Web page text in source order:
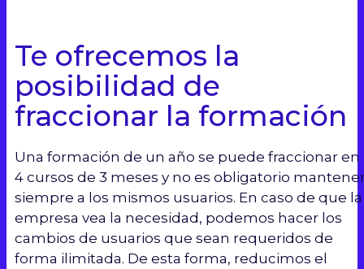
Te ofrecemos la
posibilidad de
fraccionar la formación
Una formación de un año se puede fraccionar en
4 cursos de 3 meses y no es obligatorio
siempre a los mismos usuarios. En caso de que la
empresa vea la necesidad, podemos hacer los
cambios de usuarios que sean requeridos de
forma ilimitada. De esta forma, reducimos el